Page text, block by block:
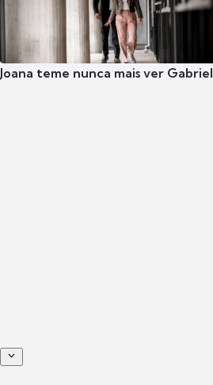
Joana teme nunca mais ver Gabriel